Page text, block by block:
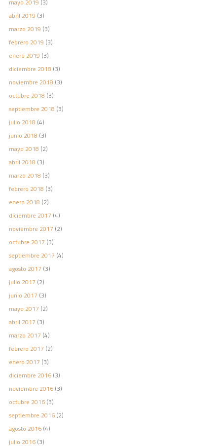
mayo 2019 (3)
abril 2019 (3)
marzo 2019 (3)
febrero 2019 (3)
enero 2019 (3)
diciembre 2018 (3)
noviembre 2018 (3)
octubre 2018 (3)
septiembre 2018 (3)
julio 2018 (4)
junio 2018 (3)
mayo 2018 (2)
abril 2018 (3)
marzo 2018 (3)
febrero 2018 (3)
enero 2018 (2)
diciembre 2017 (4)
noviembre 2017 (2)
octubre 2017 (3)
septiembre 2017 (4)
agosto 2017 (3)
julio 2017 (2)
junio 2017 (3)
mayo 2017 (2)
abril 2017 (3)
marzo 2017 (4)
febrero 2017 (2)
enero 2017 (3)
diciembre 2016(3)
noviembre 2016(3)
octubre 2016(3)
septiembre 2016(2)
agosto 2016(4)
julio 2016(3)